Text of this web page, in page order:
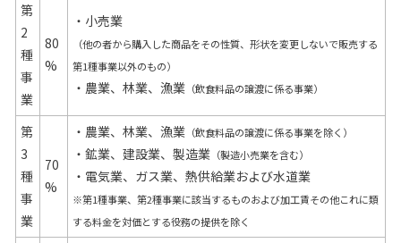
第
2
種
事
業
80
%
・小売業
（他の者から購入した商品をその性質、形状を変更しないで販売する
第1種事業以外のもの）
・農業、林業、漁業（飲食料品の譲渡に係る事業）
第
3
種
事
業
70
%
・農業、林業、漁業（飲食料品の譲渡に係る事業を除く）
・鉱業、建設業、製造業（製造小売業を含む）
・電気業、ガス業、熱供給業および水道業
※第1種事業、第2種事業に該当するものおよび加工賃その他これに類
する料金を対価とする役務の提供を除く